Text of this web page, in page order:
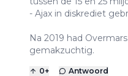
- Ajax in diskrediet
Na 2019 had
gemakzuchtig.
0+ Antwoord